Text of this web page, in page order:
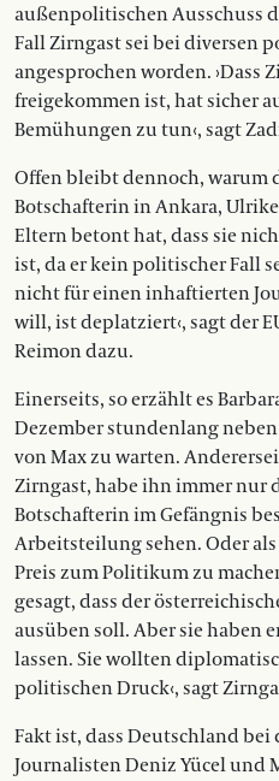
außenpolitischen Ausschuss
Fall Zirngast sei bei diversen
angesprochen worden. ›Dass
freigekommen ist, hat sicher
Bemühungen zu tun‹, sagt
Offen bleibt dennoch, warum
Botschafterin in Ankara,
Eltern betont hat, dass sie
ist, da er kein politischer Fall
nicht für einen inhaftierten
will, ist deplatziert‹, sagt der
Reimon dazu.
Einerseits, so erzählt es
Dezember stundenlang
von Max zu warten.
Zirngast, habe ihn immer nur
Botschafterin im Gefängnis
Arbeitsteilung sehen. Oder
Preis zum Politikum zu
gesagt, dass der
ausüben soll. Aber sie haben
lassen. Sie wollten
politischen Druck‹, sagt
Fakt ist, dass Deutschland
Journalisten Deniz Yücel und